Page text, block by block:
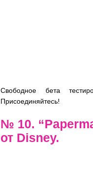
Свободное бета
Присоединяйтесь!
№ 10.
от Disney.